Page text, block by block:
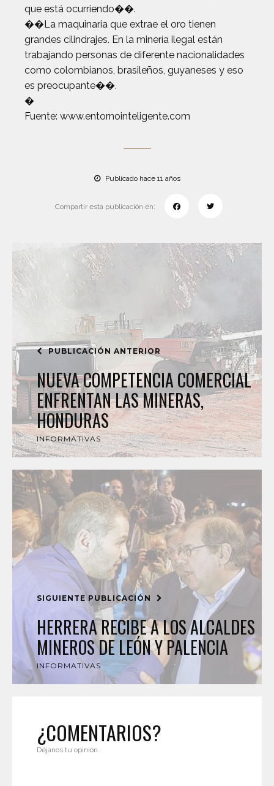
que está ocurriendo��.
��La maquinaria que extrae el oro tienen
grandes cilindrajes. En la minería ilegal están
trabajando personas de diferente nacionalidades
como colombianos, brasileños, guyaneses y eso
es preocupante��.
�
Fuente: www.entornointeligente.com
Publicado hace 11 años
Compartir esta publicación en:
PUBLICACIÓN ANTERIOR
NUEVA COMPETENCIA COMERCIAL
ENFRENTAN LAS MINERAS,
HONDURAS
INFORMATIVAS
SIGUIENTE PUBLICACIÓN
HERRERA RECIBE A LOS ALCALDES
MINEROS DE LEÓN Y PALENCIA
INFORMATIVAS
¿COMENTARIOS?
Déjanos tu opinión.